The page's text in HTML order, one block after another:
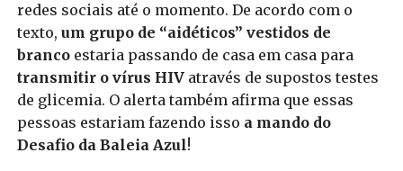
redes sociais até o momento. De acordo com o
texto, um grupo de “aidéticos” vestidos de
brancoestaria passando de casa em casa para
transmitir o vírus HIVatravés de supostos testes
de glicemia. O alerta também afirma que essas
pessoas estariam fazendo isso a mando do
Desafio da Baleia Azul!